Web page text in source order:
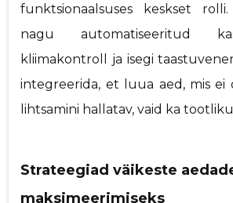
funktsionaalsuses keskset rolli.
nagu automatiseeritud
kliimakontroll ja isegi
integreerida, et luua aed, mis
lihtsamini hallatav, vaid ka
Strateegiad väikeste
maksimeerimiseks